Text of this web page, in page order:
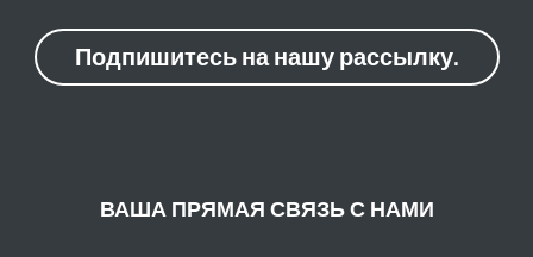
Подпишитесь на нашу рассылку.
ВАША ПРЯМАЯ СВЯЗЬ С НАМИ